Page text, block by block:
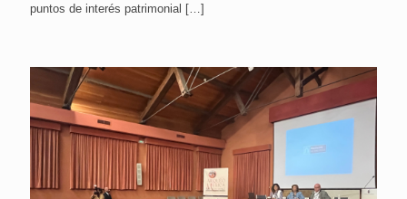
puntos de interés patrimonial […]